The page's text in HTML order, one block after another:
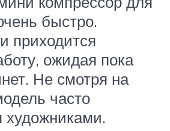
быстро.
приходится
ожидая пока
Не смотря на
часто
художниками.